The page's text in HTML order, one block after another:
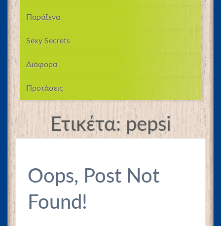
Παράξενα
Sexy Secrets
Διάφορα
Προτάσεις
Ετικέτα:pepsi
Oops, Post Not
Found!